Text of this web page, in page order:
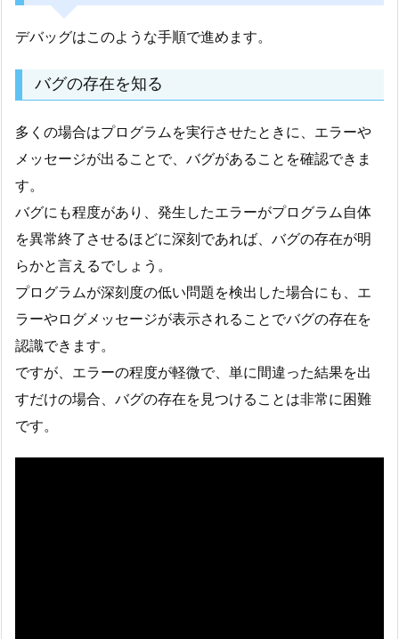
デバッグはこのような手順で進めます。
バグの存在を知る
多くの場合はプログラムを実行させたときに、エラーや
メッセージが出ることで、バグがあることを確認できま
す。
バグにも程度があり、発生したエラーがプログラム自体
を異常終了させるほどに深刻であれば、バグの存在が明
らかと言えるでしょう。
プログラムが深刻度の低い問題を検出した場合にも、エ
ラーやログメッセージが表示されることでバグの存在を
認識できます。
ですが、エラーの程度が軽微で、単に間違った結果を出
すだけの場合、バグの存在を見つけることは非常に困難
です。